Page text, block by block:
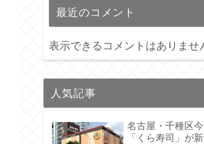
最近のコメント
表示できるコメントはありませ
人気記事
名古屋・千種区
「くら寿司」が